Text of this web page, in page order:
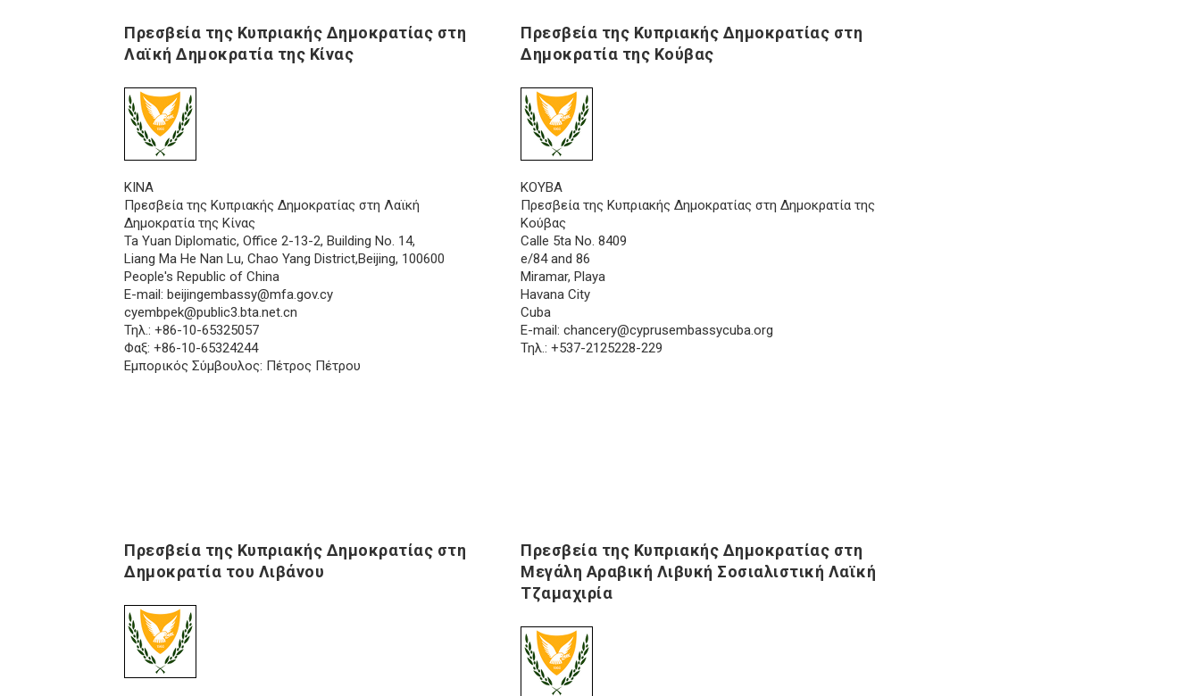
Πρεσβεία της Κυπριακής Δημοκρατίας στη
Λαϊκή Δημοκρατία της Κίνας
ΚΙΝΑ
Πρεσβεία της Κυπριακής Δημοκρατίας στη Λαϊκή
Δημοκρατία της Κίνας
Ta Yuan Diplomatic, Office 2-13-2, Building No. 14,
Liang Ma He Nan Lu, Chao Yang District,Beijing, 100600
People's Republic of China
E-mail:beijingembassy@mfa.gov.cy
cyembpek@public3.bta.net.cn
Τηλ.: +86-10-65325057
Φαξ: +86-10-65324244
Εμπορικός Σύμβουλος: Πέτρος Πέτρου
Πρεσβεία της Κυπριακής Δημοκρατίας στη
Δημοκρατία της Κούβας
ΚΟΥΒΑ
Πρεσβεία της Κυπριακής Δημοκρατίας στη Δημοκρατία της
Κούβας
Calle 5ta No. 8409
e/84 and 86
Miramar, Playa
Havana City
Cuba
E-mail:chancery@cyprusembassycuba.org
Τηλ.: +537-2125228-229
Πρεσβεία της Κυπριακής Δημοκρατίας στη
Δημοκρατία του Λιβάνου
Πρεσβεία της Κυπριακής Δημοκρατίας στη
Μεγάλη Αραβική Λιβυκή Σοσιαλιστική Λαϊκή
Τζαμαχιρία